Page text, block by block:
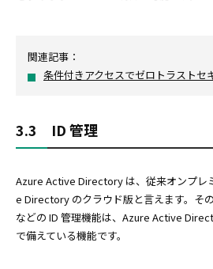
関連記事：
条件付きアクセスでゼロトラストセ
3.3 ID 管理
Azure Active Directory は、従来オンプレ
e Directory のクラウド版と言えます。そ
などの ID 管理機能は、Azure Active
で備えている機能です。